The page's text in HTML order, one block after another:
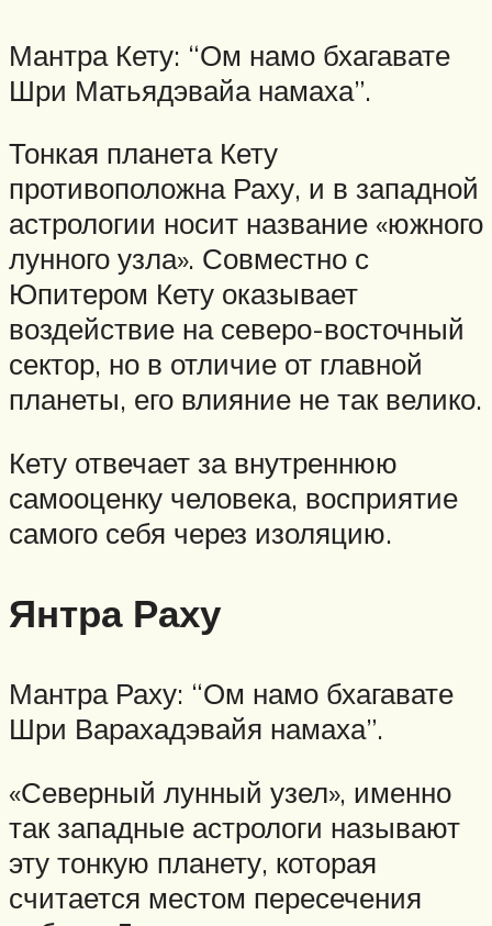
Мантра Кету: “Ом намо бхагавате
Шри Матьядэвайа намаха”.
Тонкая планета Кету
противоположна Раху, и в западной
астрологии носит название «южного
лунного узла». Совместно с
Юпитером Кету оказывает
воздействие на северо-восточный
сектор, но в отличие от главной
планеты, его влияние не так велико.
Кету отвечает за внутреннюю
самооценку человека, восприятие
самого себя через изоляцию.
Янтра Раху
Мантра Раху: “Ом намо бхагавате
Шри Варахадэвайя намаха”.
«Северный лунный узел», именно
так западные астрологи называют
эту тонкую планету, которая
считается местом пересечения